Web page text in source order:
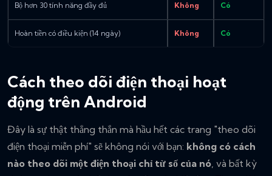
Bộ hơn 30 tính năng đầy đủ Không Có
Hoàn tiền có điều kiện (14 ngày) Không Có
Cách theo dõi điện thoại hoạt
động trên Android
Đây là sự thật thẳng thắn mà hầu hết các trang "theo dõi
điện thoại miễn phí" sẽ không nói với bạn: không có cách
nào theo dõi một điện thoại chỉ từ số của nó, và bất kỳ